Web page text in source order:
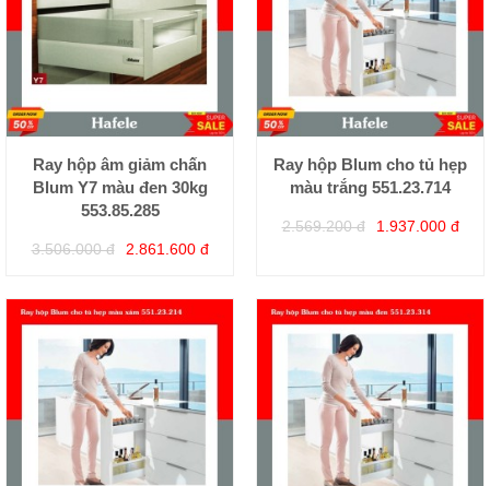
Ray hộp âm giảm chấn
Blum Y7 màu đen 30kg
553.85.285
3.506.000 đ 2.861.600 đ
Ray hộp Blum cho tủ hẹp
màu trắng 551.23.714
2.569.200 đ 1.937.000 đ